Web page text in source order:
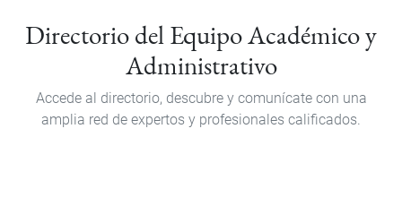
Directorio del Equipo Académico y
Administrativo
Accede al directorio, descubre y comunícate con una
amplia red de expertos y profesionales calificados.